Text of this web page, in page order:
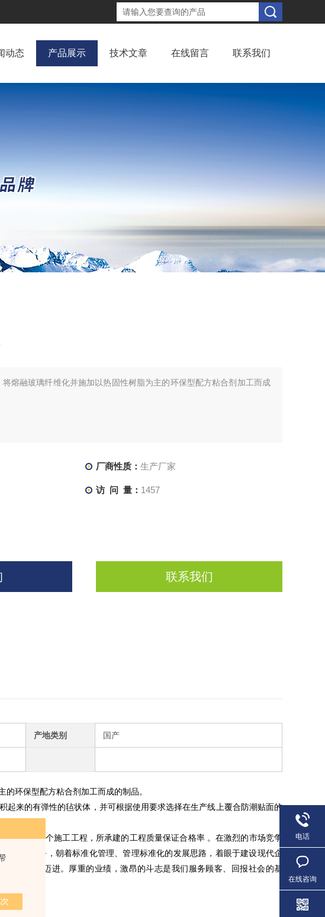
动态 产品展示 技术文章 在线留言 联系我们
熔融玻璃纤维化并施加以热固性树脂为主的环保型配方粘合剂加工而成
厂商性质： 生产厂家
访 问 量： 1457
联系我们
产地类别 国产
的环保型配方粘合剂加工而成的制品。
起来的有弹性的毡状体，并可根据使用要求选择在生产线上覆合防潮贴面的
公司等多个施工工程，所承建的工程质量保证合格率 。在激烈的市场竞争
质的服务，朝着标准化管理、管理标准化的发展思路，着眼于建设现代企
质的企业迈进。厚重的业绩，激昂的斗志是我们服务顾客、回报社会的基
题。
电话
在线咨询